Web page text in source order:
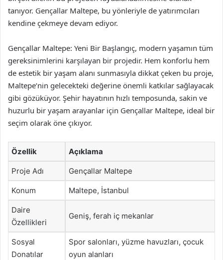
tanıyor. Gençallar Maltepe, bu yönleriyle de yatırımcıları
kendine çekmeye devam ediyor.
Gençallar Maltepe: Yeni Bir Başlangıç, modern yaşamın tüm
gereksinimlerini karşılayan bir projedir. Hem konforlu hem
de estetik bir yaşam alanı sunmasıyla dikkat çeken bu proje,
Maltepe’nin gelecekteki değerine önemli katkılar sağlayacak
gibi gözüküyor. Şehir hayatının hızlı temposunda, sakin ve
huzurlu bir yaşam arayanlar için Gençallar Maltepe, ideal bir
seçim olarak öne çıkıyor.
Özellik Açıklama
Proje Adı Gençallar Maltepe
Konum Maltepe, İstanbul
Daire
Özellikleri
Geniş, ferah iç mekanlar
Sosyal
Donatılar
Spor salonları, yüzme havuzları, çocuk
oyun alanları